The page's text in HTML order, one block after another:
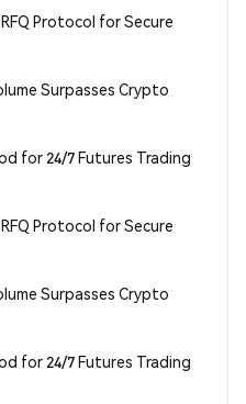
Protocol for Secure
Surpasses Crypto
for 24/7 Futures Trading
Protocol for Secure
Surpasses Crypto
for 24/7 Futures Trading